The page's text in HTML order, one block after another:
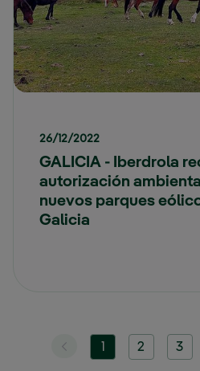
26/12/2022
GALICIA - Iberdrola
autorización
nuevos parques
Galicia
1 2 3